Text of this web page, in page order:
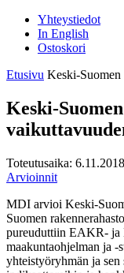
Yhteystiedot
In English
Ostoskori
Etusivu Keski-Suomen
Keski-
Toteutusaika: 6.11.2018
Arvioinnit
MDI arvioi Keski-
Suomen
pureuduttiin EAKR- ja
maakuntaohjelman ja -
yhteistyöryhmän ja sen